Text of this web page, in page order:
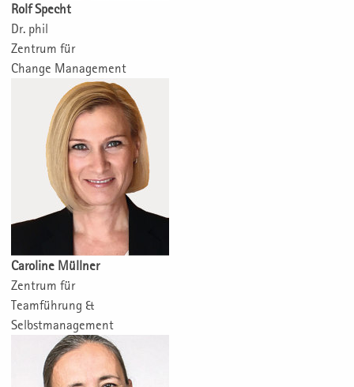
Rolf Specht
Dr. phil
Zentrum für
Change Management
Caroline Müllner
Zentrum für
Teamführung &
Selbstmanagement